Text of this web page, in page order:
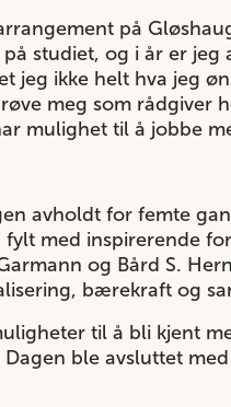
på
studiet, og i år er
jeg ikke helt hva jeg
meg som rådgiver
mulighet til å jobbe
avholdt for femte
med inspirerende
og Bård S.
bærekraft og
til å bli kjent
Dagen ble avsluttet